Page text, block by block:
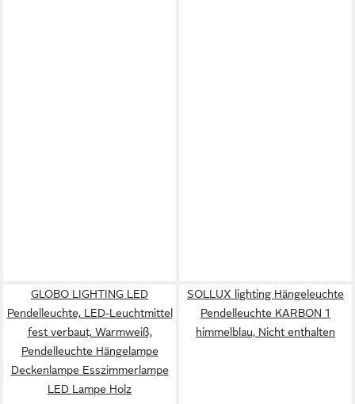
GLOBO LIGHTING LED
Pendelleuchte, LED-Leuchtmittel
fest verbaut, Warmweiß,
Pendelleuchte Hängelampe
Deckenlampe Esszimmerlampe
LED Lampe Holz
SOLLUX lighting Hängeleuchte
Pendelleuchte KARBON 1
himmelblau, Nicht enthalten